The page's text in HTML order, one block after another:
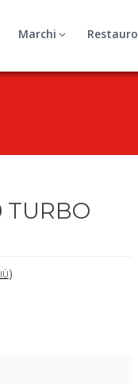
Marchi Restauro
TURBO
)